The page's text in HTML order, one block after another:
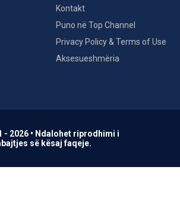
Kontakt
Puno në Top Channel
Privacy Policy & Terms of Use
Aksesueshmëria
- 2026 • Ndalohet riprodhimi i
së kësaj faqeje.